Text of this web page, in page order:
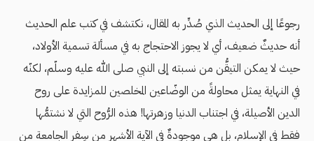
رجوعًا إلى الحديث الذي صُدِّر به المقال، نكتشف في كتب علم الحديث
أنه حديثٌ ضعيف، أي لا يجوز الاحتجاج به في مسألة تسمية الأولاد،
حيث لا يمكن التيقُّن من نسبته إلى النبي صلى الله عليه وسلّم، لكنّه
في النهاية يمثل محاولةً من الوضّاعين المخلصين للمزايدة على روح
الدين الأصيلة، في اجتناب الدنيا وزهرتها! هذه الرُّوح التي لا نشتمُّها
فقط في الإسلام، بل هي موجودةٌ في الآية الأشهر من سِفر الجامعة من